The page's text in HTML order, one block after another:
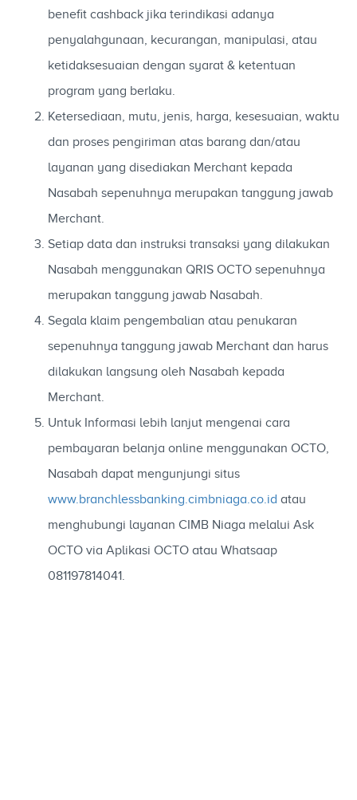
benefit cashback jika terindikasi adanya
penyalahgunaan, kecurangan, manipulasi, atau
ketidaksesuaian dengan syarat & ketentuan
program yang berlaku.
Ketersediaan, mutu, jenis, harga, kesesuaian, waktu
dan proses pengiriman atas barang dan/atau
layanan yang disediakan Merchant kepada
Nasabah sepenuhnya merupakan tanggung jawab
Merchant.
Setiap data dan instruksi transaksi yang dilakukan
Nasabah menggunakan QRIS OCTO sepenuhnya
merupakan tanggung jawab Nasabah.
Segala klaim pengembalian atau penukaran
sepenuhnya tanggung jawab Merchant dan harus
dilakukan langsung oleh Nasabah kepada
Merchant.
Untuk Informasi lebih lanjut mengenai cara
pembayaran belanja online menggunakan OCTO,
Nasabah dapat mengunjungi situs
www.branchlessbanking.cimbniaga.co.id atau
menghubungi layanan CIMB Niaga melalui Ask
OCTO via Aplikasi OCTO atau Whatsaap
081197814041.